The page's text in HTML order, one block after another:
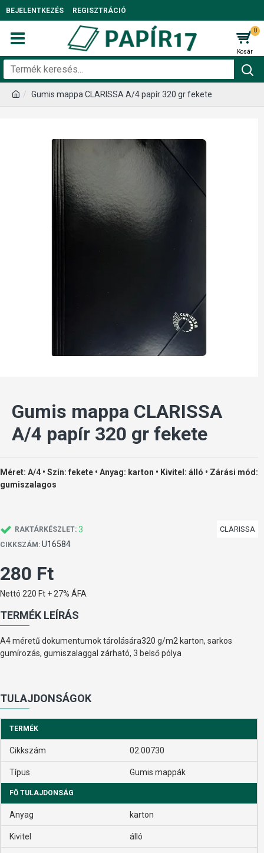
BEJELENTKEZÉS REGISZTRÁCIÓ
0
Gumis mappa CLARISSA A/4 papír 320 gr fekete
Gumis mappa CLARISSA
A/4 papír 320 gr fekete
Méret: A/4 • Szín: fekete • Anyag: karton • Kivitel: álló • Zárási mód:
gumiszalagos
RAKTÁRKÉSZLET: 3
CIKKSZÁM: U16584
CLARISSA
280 Ft
Nettó 220 Ft + 27% ÁFA
TERMÉK LEÍRÁS
A4 méretű dokumentumok tárolására320 g/m2 karton, sarkos
gumírozás, gumiszalaggal zárható, 3 belső pólya
TULAJDONSÁGOK
TERMÉK
Cikkszám 02.00730
Típus Gumis mappák
FŐ TULAJDONSÁG
Anyag karton
Kivitel álló